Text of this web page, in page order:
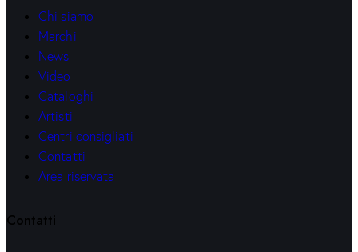
Chi siamo
Marchi
News
Video
Cataloghi
Artisti
Centri consigliati
Contatti
Area riservata
Contatti